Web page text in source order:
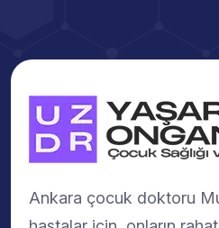
Ankara çocuk doktoru